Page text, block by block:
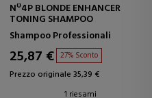
Nº4P BLONDE ENHANCER
TONING SHAMPOO
Shampoo Professionali
25,87 € 27% Sconto
Prezzo originale 35,39 €
1 riesami